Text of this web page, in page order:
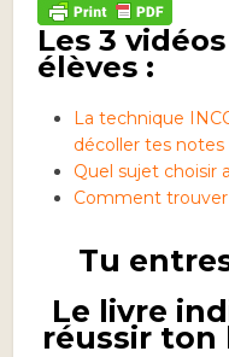
Les 3
élèves :
La technique
décoller tes
Quel sujet choisir
Comment
Tu
Le livre
réussir ton